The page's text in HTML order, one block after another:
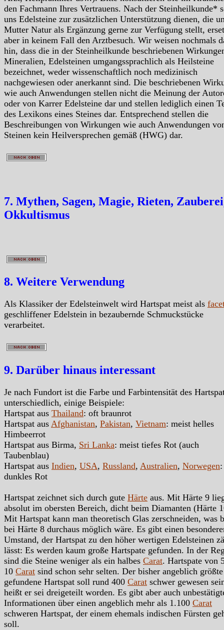
den Fachmann Ihres Vertrauens. Nach der Steinheilkunde*
uns Edelsteine zur zusätzlichen Unterstützung dienen, die
Mutter Natur als Ergänzung gerne zur Verfügung stellt,
aber in keinem Fall den Arztbesuch. Wir weisen nochmals
hin, dass die in der Steinheilkunde beschriebenen
Mineralien, Edelsteinen umgangssprachlich als Heilsteine
bezeichnet, weder wissenschaftlich noch medizinisch
nachgewiesen oder anerkannt sind. Die beschriebenen
wie auch Anwendungen stellen nicht die Meinung der
oder von Karrer Edelsteine dar und stellen lediglich einen
des Lexikons eines Steines dar. Entsprechend stellen die
Beschreibungen von Wirkungen wie auch Anwendungen
Steinen kein Heilversprechen gemäß (HWG) dar.
7. Mythen, Sagen, Magie, Rieten,
Okkultismus
8. Weitere Verwendung
Als Klassiker der Edelsteinwelt wird Hartspat meist als
geschliffener Edelstein in bezaubernde Schmuckstücke
verarbeitet.
9. Darüber hinaus interessant
Je nach Fundort ist die Farbe und Farbintensität des
unterschiedlich, einige Beispiele:
Hartspat aus Thailand: oft braunrot
Hartspat aus Afghanistan, Pakistan, Vietnam: meist helles
Himbeerrot
Hartspat aus Birma, Sri Lanka: meist tiefes Rot (auch
Taubenblau)
Hartspat aus Indien, USA, Russland, Australien, Norwegen
dunkles Rot
Hartspat zeichnet sich durch gute Härte aus. Mit Härte 9
absolut im obersten Bereich, dicht beim Diamanten (Härte
Mit Hartspat kann man theoretisch Glas zerschneiden, was
bei Härte 8 durchaus möglich wäre. Es gibt einen
Umstand, der Hartspat zu den höher wertigen Edelsteinen
lässt: Es werden kaum große Hartspate gefunden. In der
sind die Steine weniger als ein halbes Carat. Hartspate von
10 Carat sind schon sehr selten. Der bisher angeblich größte
gefundene Hartspat soll rund 400 Carat schwer gewesen
heißt er sei dreigeteilt worden. Es gibt aber auch
Informationen über einen angeblich mehr als 1.100 Carat
schweren Hartspat, der einem ehemals indischen Fürsten
soll.